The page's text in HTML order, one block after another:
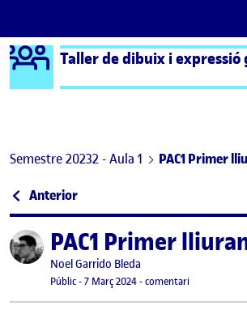
Saltar al contingut
Logo Ágora
Semestre 20232 - Aula 1 PAC1 Primer
Navegació
Anterior: Benvinguts i benvingudes!
Publicat perPAC1 Primer
Publicat per
Noel Garrido Bleda
Visibilitat:
Públic-Data de publicació
7 Març 20247 març, 2024 10:29 pm
-comentariel PAC1